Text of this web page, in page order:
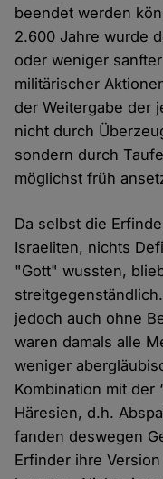
beendet werden
2.600 Jahre wurde
oder weniger
militärischer
der Weitergabe der
nicht durch
sondern durch
möglichst früh
Da selbst die
Israeliten, nichts
"Gott" wussten,
jedoch auch ohne
waren damals alle
weniger
Kombination mit der
Häresien, d.h.
fanden deswegen
Erfinder ihre